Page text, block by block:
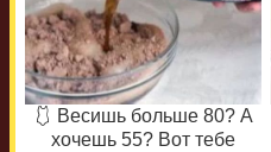
🩱 Весишь больше 80? А
хочешь 55? Вот тебе